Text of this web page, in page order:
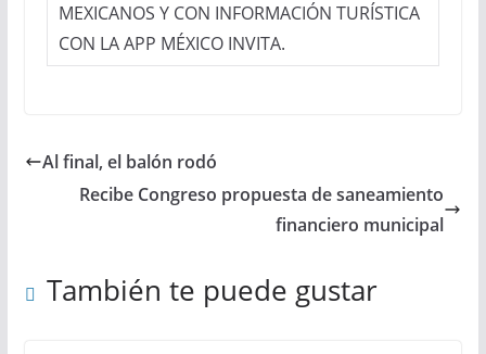
MEXICANOS Y CON INFORMACIÓN TURÍSTICA
CON LA APP MÉXICO INVITA.
Al final, el balón rodó
Recibe Congreso propuesta de saneamiento
financiero municipal
También te puede gustar